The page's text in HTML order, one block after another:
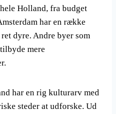
Holland, fra budget
har en række
dyre. Andre byer som
mere
har en rig kulturarv med
steder at udforske. Ud